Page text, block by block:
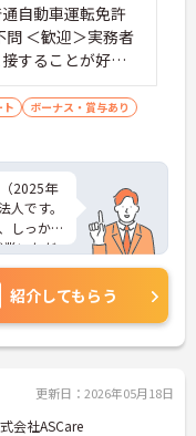
自動車運転免許
問 ＜歓迎＞実務者
することが好き
する人
ボーナス・賞与あり
2025年
です。
しっか
いただ
、手を
お仕事
など、
ご相談
紹介してもらう
更新日：2026年05月18日
会社ASCare